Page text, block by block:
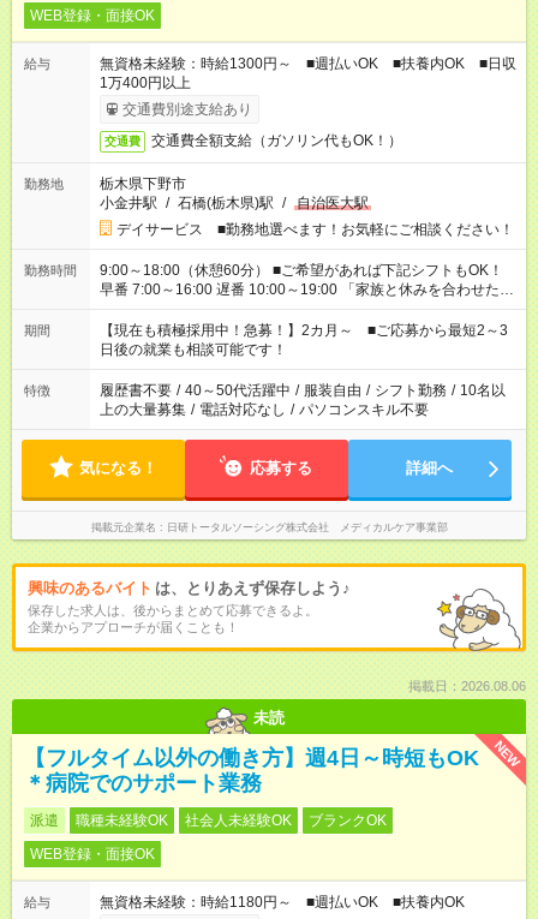
WEB登録・面接OK
給与
無資格未経験：時給1300円～ ■週払いOK ■扶養内OK ■日収
1万400円以上
交通費別途支給あり
交通費 交通費全額支給（ガソリン代もOK！）
勤務地
栃木県下野市
小金井駅 / 石橋(栃木県)駅 / 自治医大駅
デイサービス ■勤務地選べます！お気軽にご相談ください！
勤務時間
9:00～18:00（休憩60分） ■ご希望があれば下記シフトもOK！
早番 7:00～16:00 遅番 10:00～19:00 「家族と休みを合わせた
い」 「余裕を持って夕飯の準備がしたい」 「できれば残業はし
たくない」 など、ご希望を教えてくださいね。 ※Wワーク希望
の方へ 今ご覧のお仕事で希望する勤務時間と、もう1つのお仕事
の勤務時間。 合計で週40時間を超える場合は応募できません。
期間
【現在も積極採用中！急募！】2カ月～ ■ご応募から最短2～3
日後の就業も相談可能です！
特徴 履歴書不要 / 40～50代活躍中 / 服装自由 / シフト勤務 / 10名以
上の大量募集 / 電話対応なし / パソコンスキル不要
気になる！ 応募する 詳細へ
掲載元企業名 日研トータルソーシング株式会社 メディカルケア事業部
興味のあるバイト は、とりあえず保存しよう♪
保存した求人は、後からまとめて応募できるよ。
企業からアプローチが届くことも！
掲載日：2026.08.06
未読
NEW
【フルタイム以外の働き方】週4日～時短もOK
＊病院でのサポート業務
派遣 職種未経験OK 社会人未経験OK
ブランクOK
WEB登録・面接OK
給与
無資格未経験：時給1180円～ ■週払いOK ■扶養内OK